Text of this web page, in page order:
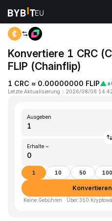
Home CRC to FLIP
Konvertiere 1 CRC
FLIP (Chainflip)
1 CRC ≈ 0.00000000 FLIP▲
Letzte Aktualisierung ： 2026/08/08
Ausgeben
Erhalte ~
1 10 50 100
Konvertieren
Keine Gebühren · Über 350